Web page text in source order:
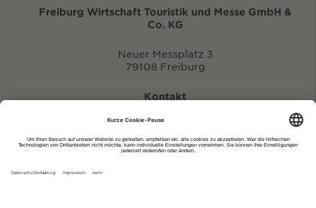
Freiburg Wirtschaft Touristik und Messe GmbH &
Co. KG
Neuer Messplatz 3
79108 Freiburg
Kontakt
eventportal@fwtm.de